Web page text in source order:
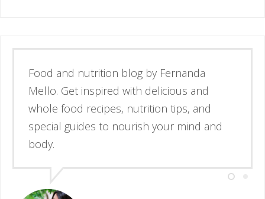
Esse é o blog da nutricionista Fernanda
Mello. Se inspire através de receitas
simples e deliciosas, alimentos de verdade
e guias para nutrir corpo e mente.